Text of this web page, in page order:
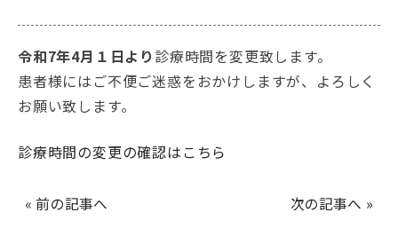
令和7年4月１日より 診療時間を変更致します。
患者様にはご不便ご迷惑をおかけしますが、よろしく
お願い致します。
診療時間の変更の確認はこちら
« 前の記事へ 次の記事へ »